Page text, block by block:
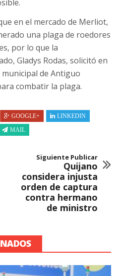
en el mercado de Merliot,
una plaga de roedores
por lo que la
Gladys Rodas, solicitó en
de Antiguo
combatir la plaga.
GOOGLE+
LINKEDIN
MAIL
Siguiente Publicar
Quijano
considera injusta
orden de captura
contra hermano
de ministro